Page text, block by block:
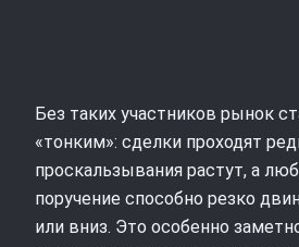
Без таких участников рынок
«тонким»: сделки проходят
проскальзывания растут, а
поручение способно резко
или вниз. Это особенно